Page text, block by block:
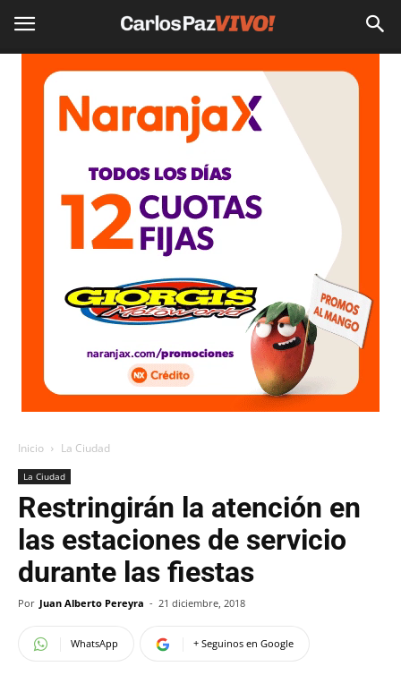
Inicio La Ciudad
La Ciudad
Restringirán la atención en
las estaciones de servicio
durante las fiestas
Por Juan Alberto Pereyra - 21 diciembre, 2018
WhatsApp + Seguinos en Google